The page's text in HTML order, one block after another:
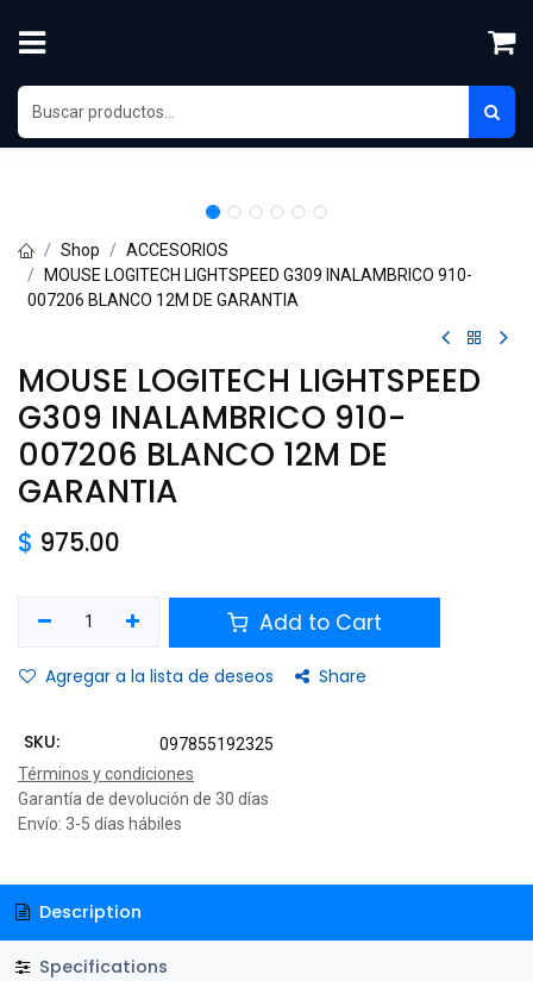
Shop
ACCESORIOS
MOUSE LOGITECH LIGHTSPEED G309 INALAMBRICO 910-
007206 BLANCO 12M DE GARANTIA
MOUSE LOGITECH LIGHTSPEED
G309 INALAMBRICO 910-
007206 BLANCO 12M DE
GARANTIA
$ 975.00
Add to Cart
Agregar a la lista de deseos Share
SKU:
097855192325
Términos y condiciones
Garantía de devolución de 30 días
Envío: 3-5 días hábiles
Description
Specifications